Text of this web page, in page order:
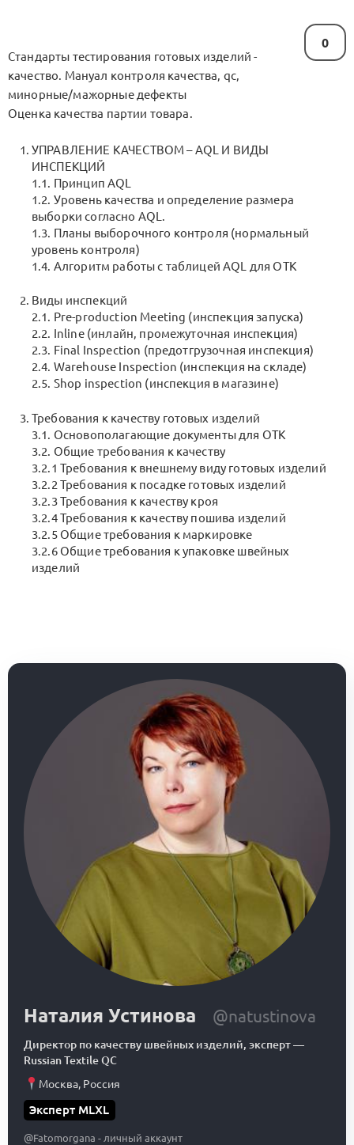
0
Стандарты тестирования готовых изделий -
качество. Мануал контроля качества, qc,
минорные/мажорные дефекты
Оценка качества партии товара.
УПРАВЛЕНИЕ КАЧЕСТВОМ – AQL И ВИДЫ
ИНСПЕКЦИЙ
1.1. Принцип AQL
1.2. Уровень качества и определение размера
выборки согласно AQL.
1.3. Планы выборочного контроля (нормальный
уровень контроля)
1.4. Алгоритм работы с таблицей AQL для ОТК
Виды инспекций
2.1. Pre-production Meeting (инспекция запуска)
2.2. Inline (инлайн, промежуточная инспекция)
2.3. Final Inspection (предотгрузочная инспекция)
2.4. Warehouse Inspection (инспекция на складе)
2.5. Shop inspection (инспекция в магазине)
Требования к качеству готовых изделий
3.1. Основополагающие документы для ОТК
3.2. Общие требования к качеству
3.2.1 Требования к внешнему виду готовых изделий
3.2.2 Требования к посадке готовых изделий
3.2.3 Требования к качеству кроя
3.2.4 Требования к качеству пошива изделий
3.2.5 Общие требования к маркировке
3.2.6 Общие требования к упаковке швейных
изделий
Наталия Устинова @natustinova
Директор по качеству швейных изделий, эксперт—
Russian Textile QC
Москва, Россия
Эксперт MLXL
@Fatomorgana - личный аккаунт